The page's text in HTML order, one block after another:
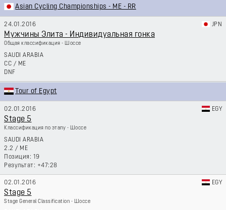
Asian Cycling Championships - ME - RR
24.01.2016 JPN
Мужчины Элита - Индивидуальная гонка
Общая классификация - Шоссе
SAUDI ARABIA
CC / ME
DNF
Tour of Egypt
02.01.2016 EGY
Stage 5
Классификация по этапу - Шоссе
SAUDI ARABIA
2.2 / ME
19
+47:28
02.01.2016 EGY
Stage 5
Stage General Classification - Шоссе